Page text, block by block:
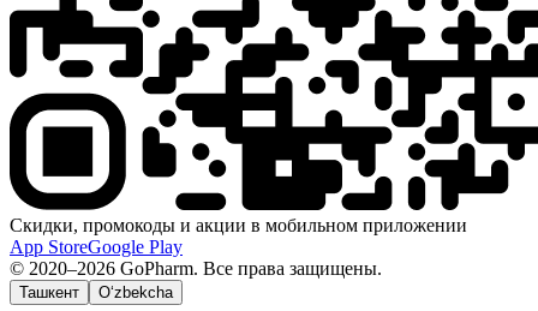
Скидки, промокоды и акции в мобильном приложении
App StoreGoogle Play
© 2020–2026 GoPharm. Все права защищены.
Ташкент O‘zbekcha